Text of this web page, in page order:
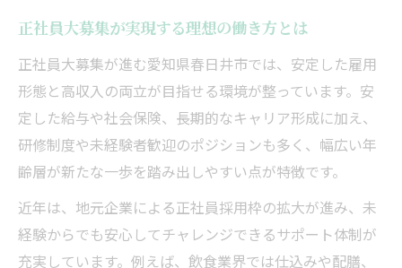
正社員大募集が実現する理想の働き方とは
正社員大募集が進む愛知県春日井市では、安定した雇用
形態と高収入の両立が目指せる環境が整っています。安
定した給与や社会保険、長期的なキャリア形成に加え、
研修制度や未経験者歓迎のポジションも多く、幅広い年
齢層が新たな一歩を踏み出しやすい点が特徴です。
近年は、地元企業による正社員採用枠の拡大が進み、未
経験からでも安心してチャレンジできるサポート体制が
充実しています。例えば、飲食業界では仕込みや配膳、